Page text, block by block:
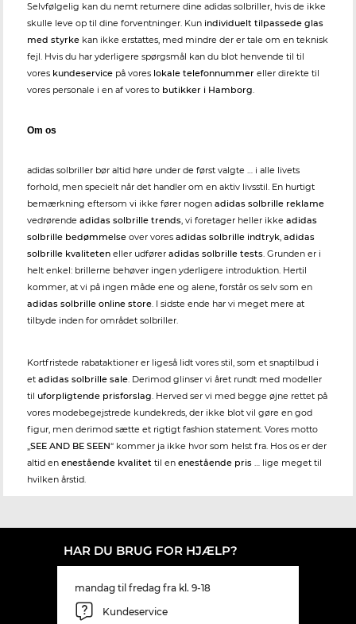
Selvfølgelig kan du nemt returnere dine adidas solbriller, hvis de ikke
skulle leve op til dine forventninger. Kun individuelt tilpassede glas
med styrke kan ikke erstattes, med mindre der er tale om en teknisk
fejl. Hvis du har yderligere spørgsmål kan du blot henvende til til
vores kundeservice på vores lokale telefonnummer eller direkte til
vores personale i en af vores to butikker i Hamborg.
Om os
adidas solbriller bør altid høre under de først valgte … i alle livets
forhold, men specielt når det handler om en aktiv livsstil. En hurtigt
bemærkning eftersom vi ikke fører nogen adidas solbrille reklame
vedrørende adidas solbrille trends, vi foretager heller ikke adidas
solbrille bedømmelse over vores adidas solbrille indtryk, adidas
solbrille kvaliteten eller udfører adidas solbrille tests. Grunden er i
helt enkel: brillerne behøver ingen yderligere introduktion. Hertil
kommer, at vi på ingen måde ene og alene, forstår os selv som en
adidas solbrille online store. I sidste ende har vi meget mere at
tilbyde inden for området solbriller.
Kortfristede rabataktioner er ligeså lidt vores stil, som et snaptilbud i
et adidas solbrille sale. Derimod glinser vi året rundt med modeller
til uforpligtende prisforslag. Herved ser vi med begge øjne rettet på
vores modebegejstrede kundekreds, der ikke blot vil gøre en god
figur, men derimod sætte et rigtigt fashion statement. Vores motto
„SEE AND BE SEEN“ kommer ja ikke hvor som helst fra. Hos os er der
altid en enestående kvalitet til en enestående pris … lige meget til
hvilken årstid.
HAR DU BRUG FOR HJÆLP?
mandag til fredag fra kl. 9-18
Kundeservice